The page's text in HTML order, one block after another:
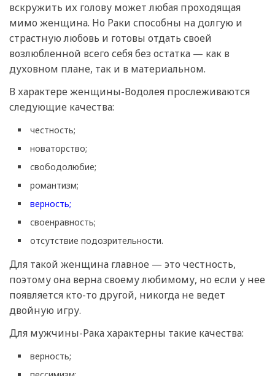
вскружить их голову может любая проходящая
мимо женщина. Но Раки способны на долгую и
страстную любовь и готовы отдать своей
возлюбленной всего себя без остатка — как в
духовном плане, так и в материальном.
В характере женщины-Водолея прослеживаются
следующие качества:
честность;
новаторство;
свободолюбие;
романтизм;
верность;
своенравность;
отсутствие подозрительности.
Для такой женщина главное — это честность,
поэтому она верна своему любимому, но если у нее
появляется кто-то другой, никогда не ведет
двойную игру.
Для мужчины-Рака характерны такие качества:
верность;